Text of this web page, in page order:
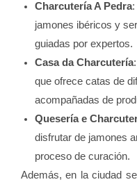
Charcutería A Pedra:
jamones ibéricos y
guiadas por expertos.
Casa da Charcutería
que ofrece catas de
acompañadas de
Quesería e
disfrutar de jamones
proceso de curación.
Además, en la ciudad